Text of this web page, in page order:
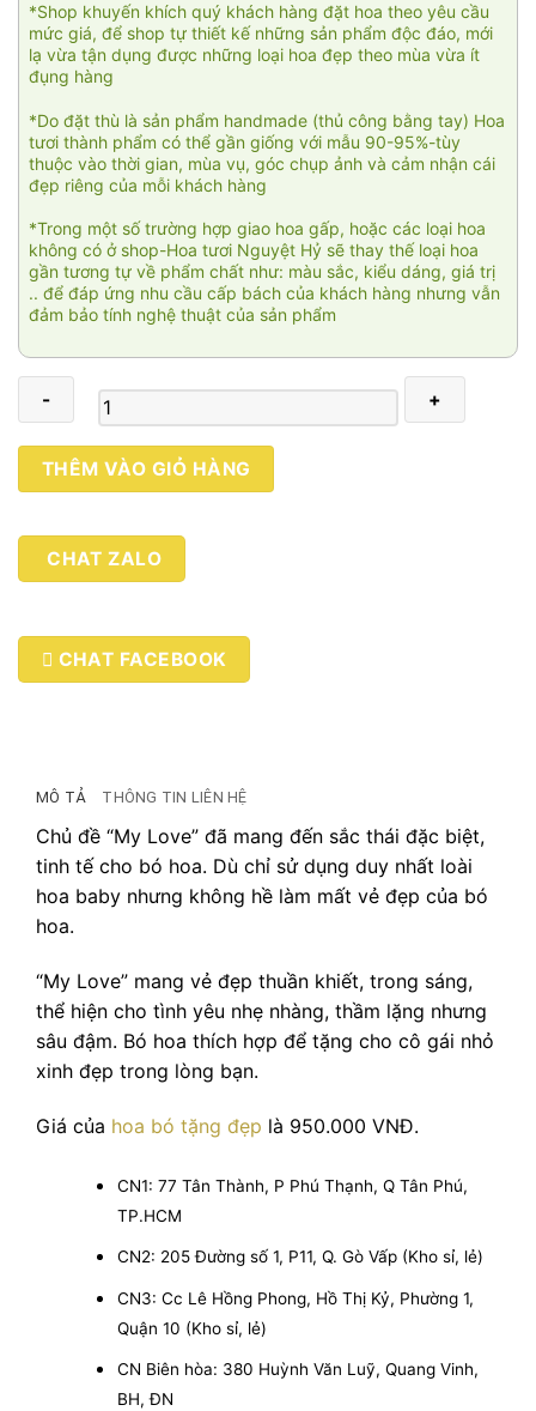
*Shop khuyến khích quý khách hàng đặt hoa theo yêu cầu
mức giá, để shop tự thiết kế những sản phẩm độc đáo, mới
lạ vừa tận dụng được những loại hoa đẹp theo mùa vừa ít
đụng hàng
*Do đặt thù là sản phẩm handmade (thủ công bằng tay) Hoa
tươi thành phẩm có thể gần giống với mẫu 90-95%-tùy
thuộc vào thời gian, mùa vụ, góc chụp ảnh và cảm nhận cái
đẹp riêng của mỗi khách hàng
*Trong một số trường hợp giao hoa gấp, hoặc các loại hoa
không có ở shop-Hoa tươi Nguyệt Hỷ sẽ thay thế loại hoa
gần tương tự về phẩm chất như: màu sắc, kiểu dáng, giá trị
.. để đáp ứng nhu cầu cấp bách của khách hàng nhưng vẫn
đảm bảo tính nghệ thuật của sản phẩm
love
số
lượng
THÊM VÀO GIỎ HÀNG
CHAT ZALO
CHAT FACEBOOK
MÔ TẢ THÔNG TIN LIÊN HỆ
Chủ đề “My Love” đã mang đến sắc thái đặc biệt,
tinh tế cho bó hoa. Dù chỉ sử dụng duy nhất loài
hoa baby nhưng không hề làm mất vẻ đẹp của bó
hoa.
“My Love” mang vẻ đẹp thuần khiết, trong sáng,
thể hiện cho tình yêu nhẹ nhàng, thầm lặng nhưng
sâu đậm. Bó hoa thích hợp để tặng cho cô gái nhỏ
xinh đẹp trong lòng bạn.
Giá của hoa bó tặng đẹp là 950.000 VNĐ.
CN1: 77 Tân Thành, P Phú Thạnh, Q Tân Phú,
TP.HCM
CN2: 205 Đường số 1, P11, Q. Gò Vấp (Kho sỉ, lẻ)
CN3: Cc Lê Hồng Phong, Hồ Thị Kỷ, Phường 1,
Quận 10 (Kho sỉ, lẻ)
CN Biên hòa: 380 Huỳnh Văn Luỹ, Quang Vinh,
BH, ĐN